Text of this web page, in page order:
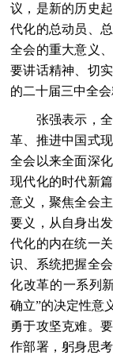
议，是新的历史
代化的总动员、
全会的重大意义
要讲话精神、切
的二十届三中全
张强表示，全
革、推进中国式
全会以来全面深
现代化的时代新
意义，聚焦全会
要义，从自身出
代化的内在统一
识、系统把握全
化改革的一系列
确立”的决定性意
勇于攻坚克难。
作部署，躬身思